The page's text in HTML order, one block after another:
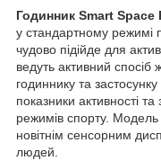
Годинник Smart Space
у стандартному режимі
чудово підійде для
ведуть активний
годиннику та
показники активності
режимів спорту.
новітнім сенсорним
людей.